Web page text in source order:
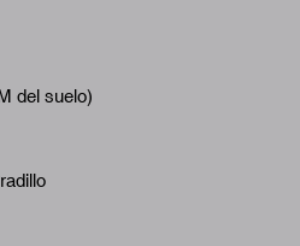
del suelo)